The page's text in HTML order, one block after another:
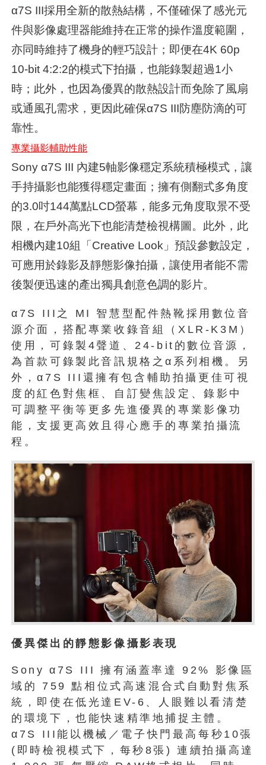
α7S III採用全新的散熱結構，不僅確保了感光元
件與影像處理器能維持在正常的操作溫度範圍，
亦同時維持了機身的輕巧設計；即便在4K 60p
10-bit 4:2:2的模式下拍攝，也能錄製超過1小
時；此外，也因為優異的散熱設計而免除了風扇
或通風孔需求，更因此確保α7S III防塵防滴的可
靠性。
專業攝影輔助性能
Sony α7S III 內建5軸影像穩定系統積極模式，讓
手持攝影也能獲得穩定畫面；擁有側翻式多角度
的3.0吋144萬點LCD螢幕，能多元角度取景不受
限，在戶外高光下也能清楚檢視構圖。此外，此
相機內建10組「Creative Look」預設參數設定，
可應用於錄影及靜態影像拍攝，讓使用者能不需
後製便迅速的產出獨具創意色調的影片。
α7S III之 MI 智慧型配件熱靴採用數位音
源介面，搭配專業收錄音組（XLR-K3M）
使用，可錄製4聲道、24-bit的數位音源，
為首款可錄製此音訊規格之α系列相機。另
外，α7S III還擁有包含輔助拍攝更佳可視
度的紅色對焦框、自訂變焦設定、錄影中
可調整平衡等更多先進優異的專業影像功
能，支援更高效且得心應手的專業拍攝流
程。
優異傑出的靜態影像攝影表現
Sony α7S III 擁有涵蓋率達 92% 影像區
域的 759 點相位式高速混合式自動對焦系
統，即使在低光達EV-6、人眼難以看清楚
的環境下，也能快速精準地捕捉主體。
α7S III能以機械／電子快門最高每秒10張
(即時檢視模式下，每秒8張) 連續拍攝高達